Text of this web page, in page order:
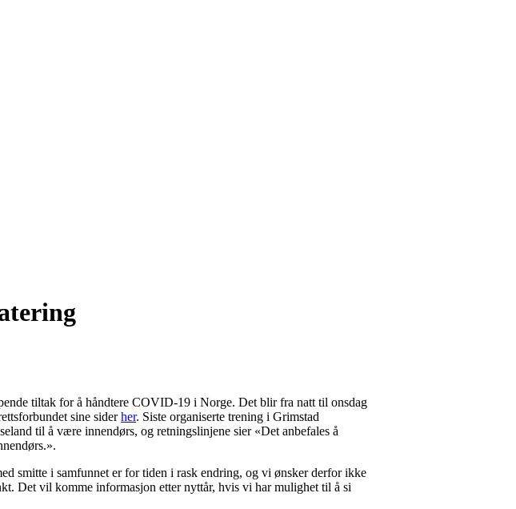
tiltak for å håndtere COVID-19 i Norge. Det blir fra natt til onsdag
sine siderher. Siste organiserte trening i Grimstad
til å være innendørs, og retningslinjene sier «Det anbefales å
smitte i samfunnet er for tiden i rask endring, og vi ønsker derfor ikke
Det vil komme informasjon etter nyttår, hvis vi har mulighet til å si